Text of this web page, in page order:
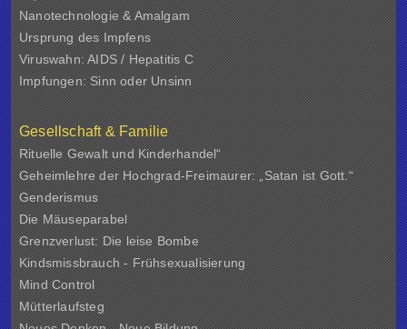
Nanotechnologie & Amalgam
Ursprung des Impfens
Viruswahn: AIDS / Hepatitis C
Impfungen: Sinn oder Unsinn
Gesellschaft & Familie
Rituelle Gewalt und Kinderhandel“
Geheimlehre der Hochgrad-Freimaurer: „Satan ist Gott.“
Genderismus
Die Mäuseparabel
Grenzverlust: Die leise Bombe
Kindsmissbrauch - Frühsexualisierung
Mind Control
Mütterlaufsteg